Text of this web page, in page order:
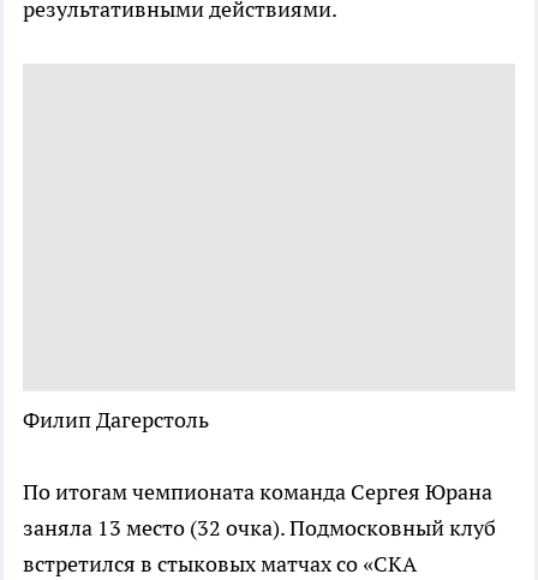
результативными действиями.
Филип Дагерстоль
По итогам чемпионата команда Сергея Юрана
заняла 13 место (32 очка). Подмосковный клуб
встретился в стыковых матчах со «СКА